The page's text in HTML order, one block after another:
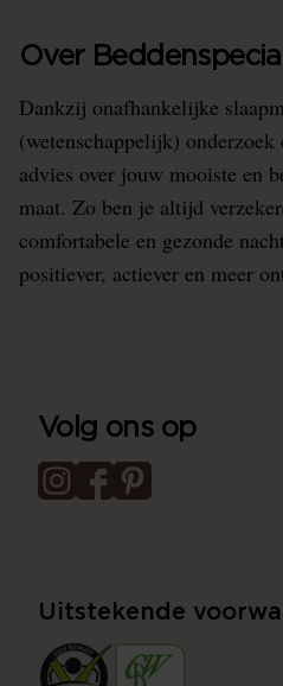
Over
Dankzij onafhankelijke
(wetenschappelijk)
advies over jouw mooiste en
maat. Zo ben je altijd
comfortabele en gezonde
positiever, actiever en meer
Volg ons op
Uitstekende